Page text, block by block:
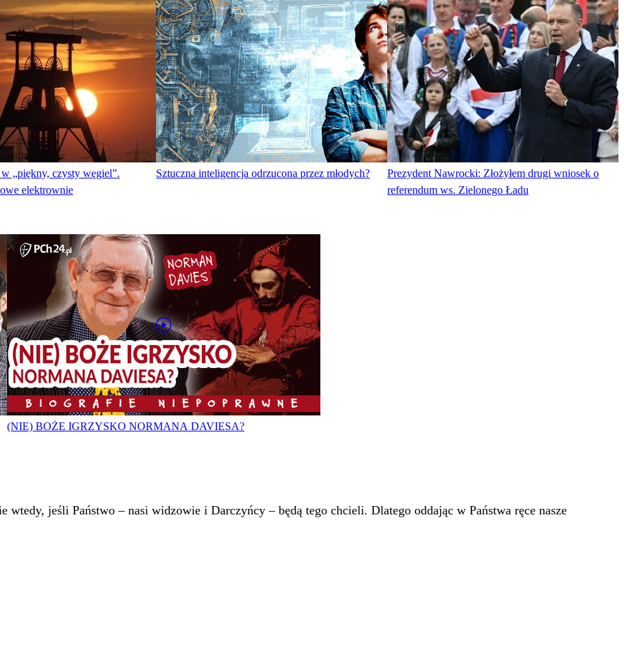
„piękny, czysty węgiel”.
elektrownie
Sztuczna inteligencja odrzucona przez młodych?
Prezydent Nawrocki: Złożyłem drugi wniosek o
referendum ws. Zielonego Ładu
(NIE) BOŻE IGRZYSKO NORMANA DAVIESA?
wtedy, jeśli Państwo – nasi widzowie i Darczyńcy – będą tego chcieli. Dlatego oddając w Państwa ręce nasze